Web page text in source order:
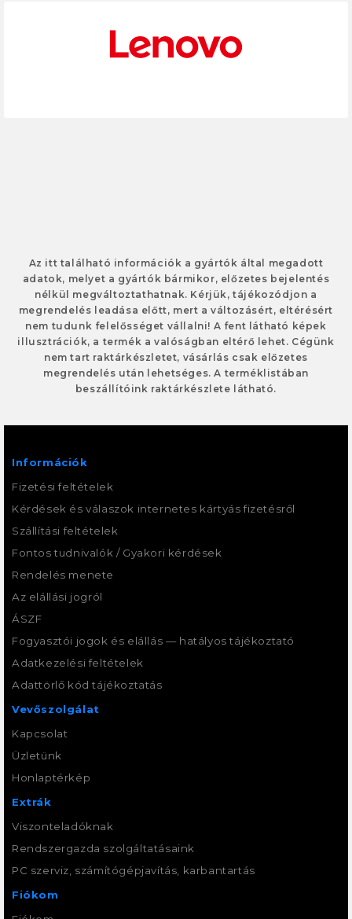
Az itt található információk a gyártók által megadott
adatok, melyet a gyártók bármikor, előzetes bejelentés
nélkül megváltoztathatnak. Kérjük, tájékozódjon a
megrendelés leadása előtt, mert a változásért, eltérésért
nem tudunk felelősséget vállalni! A fent látható képek
illusztrációk, a termék a valóságban eltérő lehet. Cégünk
nem tart raktárkészletet, vásárlás csak előzetes
megrendelés után lehetséges. A terméklistában
beszállítóink raktárkészlete látható.
Információk
Fizetési feltételek
Kérdések és válaszok internetes kártyás fizetésről
Szállítási feltételek
Fontos tudnivalók / Gyakori kérdések
Rendelés menete
Az elállási jogról
ÁSZF
Fogyasztói jogok és elállás — hatályos tájékoztató
Adatkezelési feltételek
Adattörlő kód tájékoztatás
Vevőszolgálat
Kapcsolat
Üzletünk
Honlaptérkép
Extrák
Viszonteladóknak
Rendszergazda szolgáltatásaink
PC szerviz, számítógépjavítás, karbantartás
Fiókom